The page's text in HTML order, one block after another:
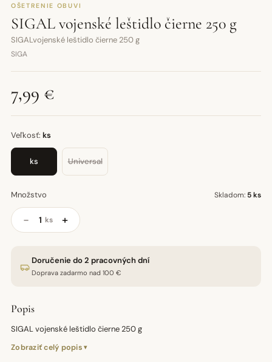
OŠETRENIE OBUVI
SIGAL vojenské leštidlo čierne 250 g
SIGALvojenské leštidlo čierne 250 g
SIGA
7,99 €
Veľkosť: ks
ks Universal
Množstvo Skladom: 5 ks
− ks +
Doručenie do 2 pracovných dní
Doprava zadarmo nad 100 €
Popis
SIGAL vojenské leštidlo čierne 250 g
Zobraziť celý popis